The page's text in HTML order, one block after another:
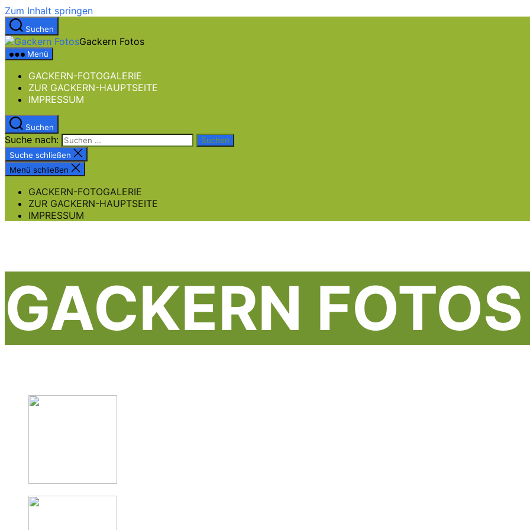
Zum Inhalt springen
Suchen
Gackern Fotos
Menü
GACKERN-FOTOGALERIE
ZUR GACKERN-HAUPTSEITE
IMPRESSUM
Suchen
Suche nach:
Suche schließen
Menü schließen
GACKERN-FOTOGALERIE
ZUR GACKERN-HAUPTSEITE
IMPRESSUM
GACKERN